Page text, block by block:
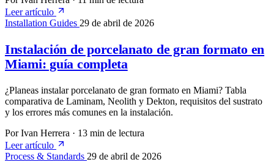
Leer artículo
Installation Guides 29 de abril de 2026
Instalación de porcelanato de gran formato en
Miami: guía completa
¿Planeas instalar porcelanato de gran formato en Miami? Tabla
comparativa de Laminam, Neolith y Dekton, requisitos del sustrato
y los errores más comunes en la instalación.
Por Ivan Herrera · 13 min de lectura
Leer artículo
Process & Standards 29 de abril de 2026